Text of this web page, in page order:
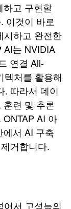
하고 구현할
이것이 바로
시하고 완전한
AI는 NVIDIA
연결 All-
텍처를 활용해
. 따라서 데이
련 및 추론
AI 아
서 AI 구축
거합니다.
서 고성능의